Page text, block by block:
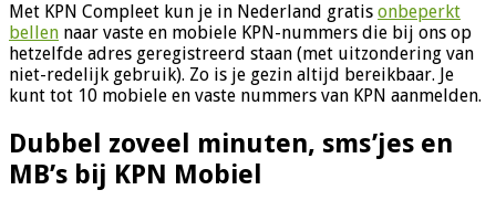
Met KPN Compleet kun je in Nederland gratis onbeperkt
bellen naar vaste en mobiele KPN-nummers die bij ons op
hetzelfde adres geregistreerd staan (met uitzondering van
niet-redelijk gebruik). Zo is je gezin altijd bereikbaar. Je
kunt tot 10 mobiele en vaste nummers van KPN aanmelden.
Dubbel zoveel minuten, sms’jes en
MB’s bij KPN Mobiel